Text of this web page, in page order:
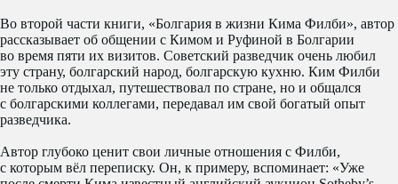
Во второй части книги, «Болгария в жизни Кима Филби», автор
рассказывает об общении с Кимом и Руфиной в Болгарии
во время пяти их визитов. Советский разведчик очень любил
эту страну, болгарский народ, болгарскую кухню. Ким Филби
не только отдыхал, путешествовал по стране, но и общался
с болгарскими коллегами, передавал им свой богатый опыт
разведчика.
Автор глубоко ценит свои личные отношения с Филби,
с которым вёл переписку. Он, к примеру, вспоминает: «Уже